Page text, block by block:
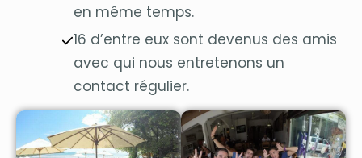
en même temps.
16 d’entre eux sont devenus des amis
avec qui nous entretenons un
contact régulier.